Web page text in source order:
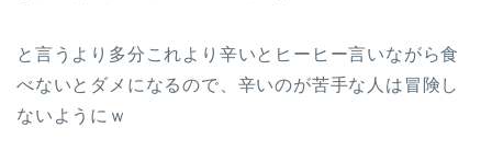
と言うより多分これより辛いとヒーヒー言いながら食
べないとダメになるので、辛いのが苦手な人は冒険し
ないようにｗ